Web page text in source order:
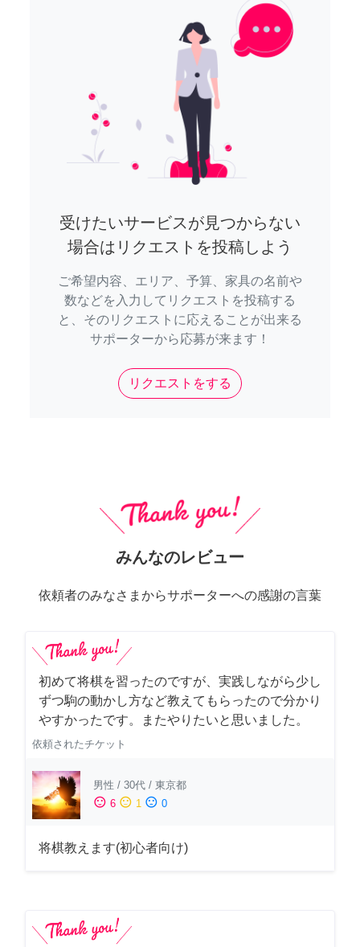
受けたいサービスが見つからない
場合はリクエストを投稿しよう
ご希望内容、エリア、予算、家具の名前や
数などを入力してリクエストを投稿する
と、そのリクエストに応えることが出来る
サポーターから応募が来ます！
リクエストをする
みんなのレビュー
依頼者のみなさまからサポーターへの感謝の言葉
初めて将棋を習ったのですが、実践しながら少し
ずつ駒の動かし方など教えてもらったので分かり
やすかったです。またやりたいと思いました。
依頼されたチケット
男性 / 30代 / 東京都
sentiment_satisfied 6 sentiment_neutral 1 sentiment_dissatisfied 0
将棋教えます(初心者向け)